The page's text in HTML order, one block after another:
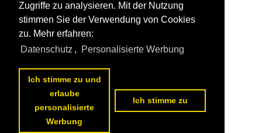
Zugriffe zu analysieren. Mit der Nutzung
stimmen Sie der Verwendung von Cookies
zu. Mehr erfahren:
Datenschutz , Personalisierte Werbung
Ich stimme zu und
erlaube
personalisierte
Werbung
Ich stimme zu